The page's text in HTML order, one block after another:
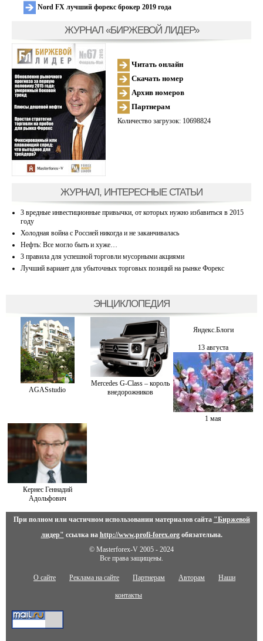
Nord FX лучший форекс брокер 2019 года
ЖУРНАЛ «БИРЖЕВОЙ ЛИДЕР»
Читать онлайн
Скачать номер
Архив номеров
Партнерам
Количество загрузок: 10698824
ЖУРНАЛ, ИНТЕРЕСНЫЕ СТАТЬИ
3 вредные инвестиционные привычки, от которых нужно избавиться в 2015
году
Холодная война с Россией никогда и не заканчивалась
Нефть: Все могло быть и хуже…
3 правила для успешной торговли мусорными акциями
Лучший вариант для убыточных торговых позиций на рынке Форекс
ЭНЦИКЛОПЕДИЯ
AGASstudio
Mercedes G-Class – король
внедорожников
Яндекс.Блоги
13 августа
1 мая
Кернес Геннадий
Адольфович
При полном или частичном использовании материалов сайта "Биржевой
лидер" ссылка на http://www.profi-forex.orgобязательна.
© Masterforex-V 2005 - 2024
Все права защищены.
О сайте Реклама на сайте Партнерам Авторам Наши
контакты